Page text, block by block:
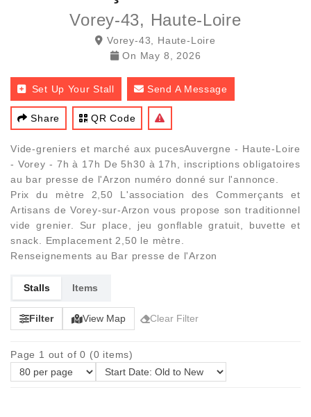
Vorey-43, Haute-Loire
Vorey-43, Haute-Loire
On May 8, 2026
Set Up Your Stall Send A Message
Share QR Code
Vide-greniers et marché aux pucesAuvergne - Haute-Loire
- Vorey - 7h à 17h De 5h30 à 17h, inscriptions obligatoires
au bar presse de l'Arzon numéro donné sur l'annonce.
Prix du mètre 2,50 L'association des Commerçants et
Artisans de Vorey-sur-Arzon vous propose son traditionnel
vide grenier. Sur place, jeu gonflable gratuit, buvette et
snack. Emplacement 2,50 le mètre.
Renseignements au Bar presse de l'Arzon
Stalls Items
Filter View Map Clear Filter
Page 1 out of 0 (0 items)